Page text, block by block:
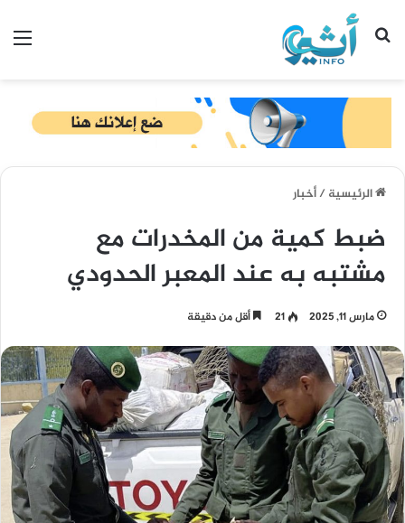
بحث عن
الرئيسية/أخبار
ضبط كمية من المخدرات مع
مشتبه به عند المعبر الحدودي
مارس 11, 2025 21 أقل من دقيقة